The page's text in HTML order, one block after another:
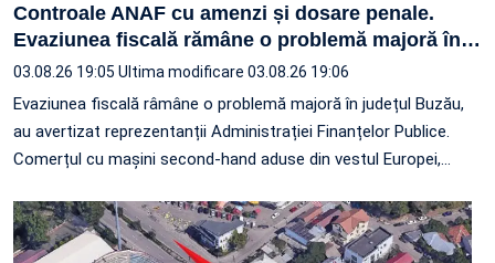
Controale ANAF cu amenzi și dosare penale.
Evaziunea fiscală rămâne o problemă majoră în…
03.08.26 19:05 Ultima modificare 03.08.26 19:06
Evaziunea fiscală râmâne o problemă majoră în județul Buzău,
au avertizat reprezentanții Administrației Finanțelor Publice.
Comerțul cu mașini second-hand aduse din vestul Europei,…